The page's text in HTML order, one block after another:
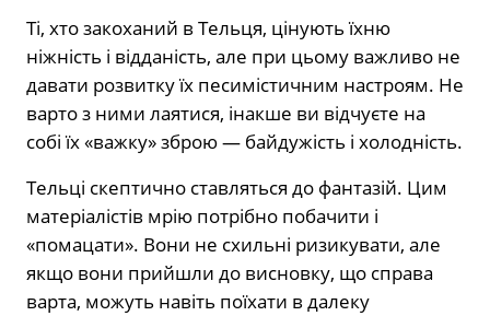
Ті, хто закоханий в Тельця, цінують їхню
ніжність і відданість, але при цьому важливо не
давати розвитку їх песимістичним настроям. Не
варто з ними лаятися, інакше ви відчуєте на
собі їх «важку» зброю — байдужість і холодність.
Тельці скептично ставляться до фантазій. Цим
матеріалістів мрію потрібно побачити і
«помацати». Вони не схильні ризикувати, але
якщо вони прийшли до висновку, що справа
варта, можуть навіть поїхати в далеку